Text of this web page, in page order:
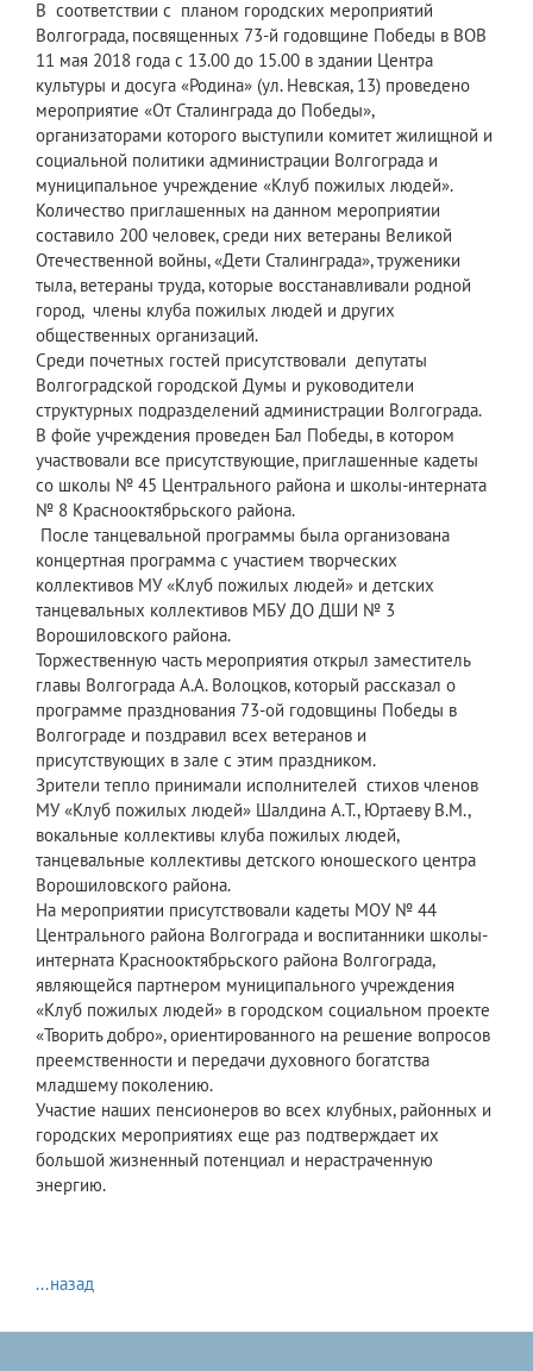
В соответствии с планом городских мероприятий
Волгограда, посвященных 73-й годовщине Победы в ВОВ
11 мая 2018 года с 13.00 до 15.00 в здании Центра
культуры и досуга «Родина» (ул. Невская, 13) проведено
мероприятие «От Сталинграда до Победы»,
организаторами которого выступили комитет жилищной и
социальной политики администрации Волгограда и
муниципальное учреждение «Клуб пожилых людей».
Количество приглашенных на данном мероприятии
составило 200 человек, среди них ветераны Великой
Отечественной войны, «Дети Сталинграда», труженики
тыла, ветераны труда, которые восстанавливали родной
город, члены клуба пожилых людей и других
общественных организаций.
Среди почетных гостей присутствовали депутаты
Волгоградской городской Думы и руководители
структурных подразделений администрации Волгограда.
В фойе учреждения проведен Бал Победы, в котором
участвовали все присутствующие, приглашенные кадеты
со школы № 45 Центрального района и школы-интерната
№ 8 Краснооктябрьского района.
После танцевальной программы была организована
концертная программа с участием творческих
коллективов МУ «Клуб пожилых людей» и детских
танцевальных коллективов МБУ ДО ДШИ № 3
Ворошиловского района.
Торжественную часть мероприятия открыл заместитель
главы Волгограда А.А. Волоцков, который рассказал о
программе празднования 73-ой годовщины Победы в
Волгограде и поздравил всех ветеранов и
присутствующих в зале с этим праздником.
Зрители тепло принимали исполнителей стихов членов
МУ «Клуб пожилых людей» Шалдина А.Т., Юртаеву В.М.,
вокальные коллективы клуба пожилых людей,
танцевальные коллективы детского юношеского центра
Ворошиловского района.
На мероприятии присутствовали кадеты МОУ № 44
Центрального района Волгограда и воспитанники школы-
интерната Краснооктябрьского района Волгограда,
являющейся партнером муниципального учреждения
«Клуб пожилых людей» в городском социальном проекте
«Творить добро», ориентированного на решение вопросов
преемственности и передачи духовного богатства
младшему поколению.
Участие наших пенсионеров во всех клубных, районных и
городских мероприятиях еще раз подтверждает их
большой жизненный потенциал и нерастраченную
энергию.
...назад